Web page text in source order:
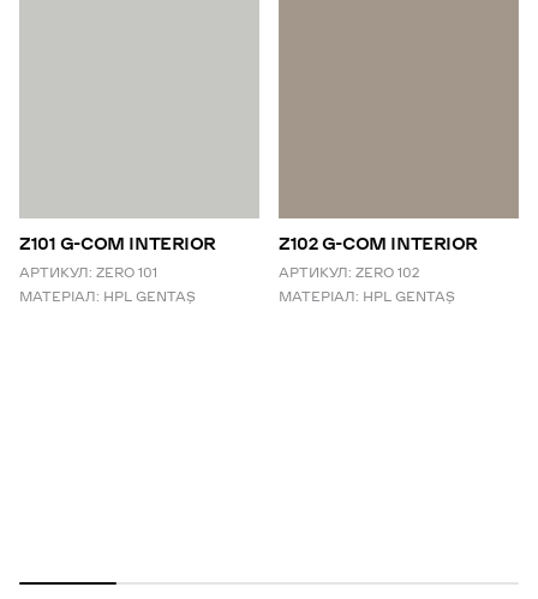
Z101 G-COM INTERIOR
АРТИКУЛ: ZERO 101
МАТЕРІАЛ: HPL GENTAŞ
Z102 G-COM INTERIOR
АРТИКУЛ: ZERO 102
МАТЕРІАЛ: HPL GENTAŞ